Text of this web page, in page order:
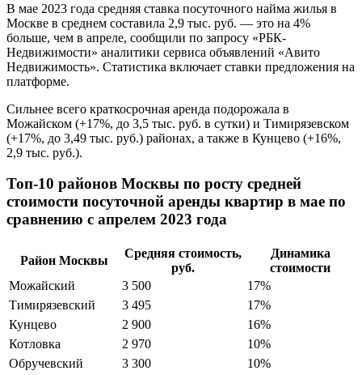
В мае 2023 года средняя ставка посуточного найма жилья в
Москве в среднем составила 2,9 тыс. руб. — это на 4%
больше, чем в апреле, сообщили по запросу «РБК-
Недвижимости» аналитики сервиса объявлений «Авито
Недвижимость». Статистика включает ставки предложения на
платформе.
Сильнее всего краткосрочная аренда подорожала в
Можайском (+17%, до 3,5 тыс. руб. в сутки) и Тимирязевском
(+17%, до 3,49 тыс. руб.) районах, а также в Кунцево (+16%,
2,9 тыс. руб.).
Топ-10 районов Москвы по росту средней
стоимости посуточной аренды квартир в мае по
сравнению с апрелем 2023 года
Район Москвы
Средняя стоимость,
руб.
Динамика
стоимости
Можайский
3 500
17%
Тимирязевский
3 495
17%
Кунцево
2 900
16%
Котловка
2 970
10%
Обручевский
3 300
10%